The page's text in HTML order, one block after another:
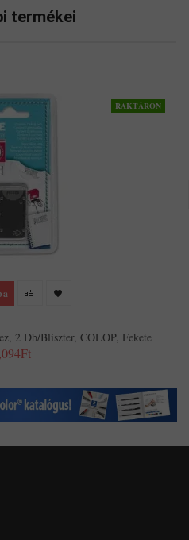
termékei
RAKTÁRON
2 Db/bliszter, COLOP, Fekete